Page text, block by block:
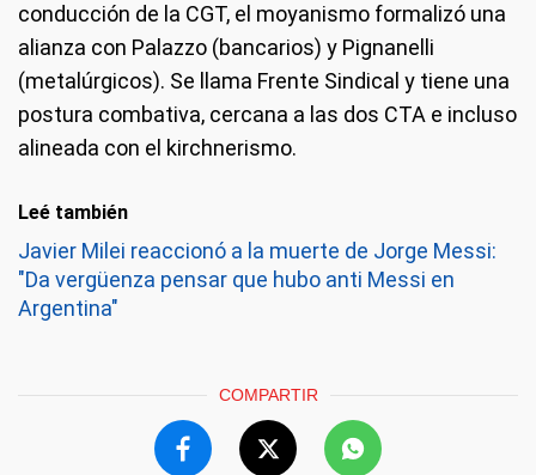
conducción de la CGT, el moyanismo formalizó una
alianza con Palazzo (bancarios) y Pignanelli
(metalúrgicos). Se llama Frente Sindical y tiene una
postura combativa, cercana a las dos CTA e incluso
alineada con el kirchnerismo.
Leé también
Javier Milei reaccionó a la muerte de Jorge Messi:
"Da vergüenza pensar que hubo anti Messi en
Argentina"
COMPARTIR